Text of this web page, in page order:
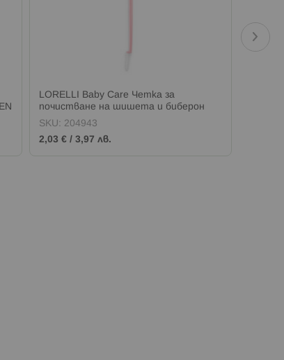
LORELLI Baby Care Четка за
почистване на шишета и биберон
SHELL PINK
SKU: 204943
2,03 € / 3,97 лв.